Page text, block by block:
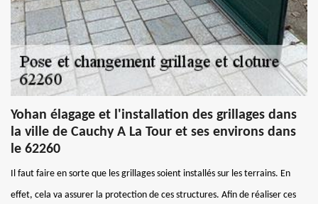
Yohan élagage et l'installation des grillages dans
la ville de Cauchy A La Tour et ses environs dans
le 62260
Il faut faire en sorte que les grillages soient installés sur les terrains. En
effet, cela va assurer la protection de ces structures. Afin de réaliser ces